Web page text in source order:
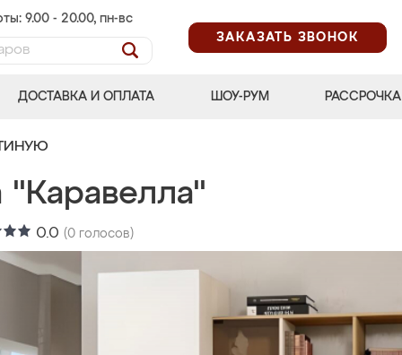
9.00 - 20.00, пн-вс
ЗАКАЗАТЬ ЗВОНОК
ДОСТАВКА И ОПЛАТА ШОУ-РУМ РАССРОЧКА
"Каравелла"
0.0 (0 голосов)